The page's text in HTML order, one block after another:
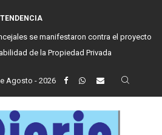
TENDENCIA
se manifestaron contra el proyecto
de la Propiedad Privada
Agosto - 2026